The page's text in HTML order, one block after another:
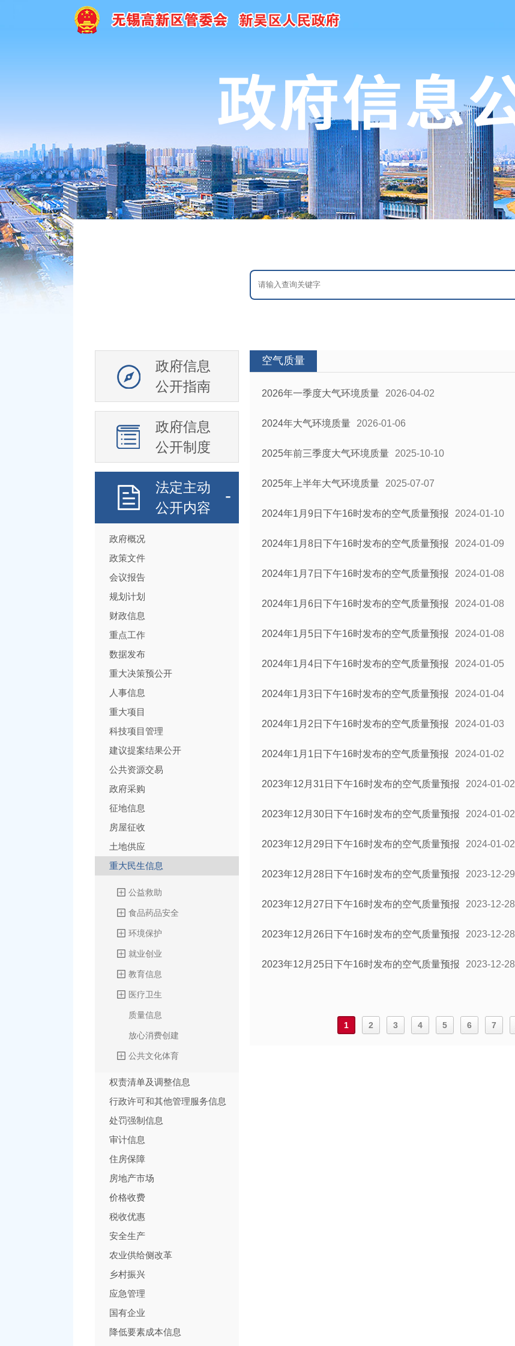
政府信息
公开指南
政府信息
公开制度
法定主动
公开内容
政府概况
政策文件
会议报告
规划计划
财政信息
重点工作
数据发布
重大决策预公开
人事信息
重大项目
科技项目管理
建议提案结果公开
公共资源交易
政府采购
征地信息
房屋征收
土地供应
重大民生信息
公益救助
食品药品安全
环境保护
就业创业
教育信息
医疗卫生
质量信息
放心消费创建
公共文化体育
权责清单及调整信息
行政许可和其他管理服务信息
处罚强制信息
审计信息
住房保障
房地产市场
价格收费
税收优惠
安全生产
农业供给侧改革
乡村振兴
应急管理
国有企业
降低要素成本信息
空气质量
2026年一季度大气环境质量 2026-04-02
2024年大气环境质量 2026-01-06
2025年前三季度大气环境质量 2025-10-10
2025年上半年大气环境质量 2025-07-07
2024年1月9日下午16时发布的空气质量预报 2024-01-10
2024年1月8日下午16时发布的空气质量预报 2024-01-09
2024年1月7日下午16时发布的空气质量预报 2024-01-08
2024年1月6日下午16时发布的空气质量预报 2024-01-08
2024年1月5日下午16时发布的空气质量预报 2024-01-08
2024年1月4日下午16时发布的空气质量预报 2024-01-05
2024年1月3日下午16时发布的空气质量预报 2024-01-04
2024年1月2日下午16时发布的空气质量预报 2024-01-03
2024年1月1日下午16时发布的空气质量预报 2024-01-02
2023年12月31日下午16时发布的空气质量预报 2024-01-02
2023年12月30日下午16时发布的空气质量预报 2024-01-02
2023年12月29日下午16时发布的空气质量预报 2024-01-02
2023年12月28日下午16时发布的空气质量预报 2023-12-29
2023年12月27日下午16时发布的空气质量预报 2023-12-28
2023年12月26日下午16时发布的空气质量预报 2023-12-28
2023年12月25日下午16时发布的空气质量预报 2023-12-28
1 2 3 4 5 6 7